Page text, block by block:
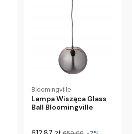
Bloomingville
Lampa Wisząca Glass
Ball Bloomingville